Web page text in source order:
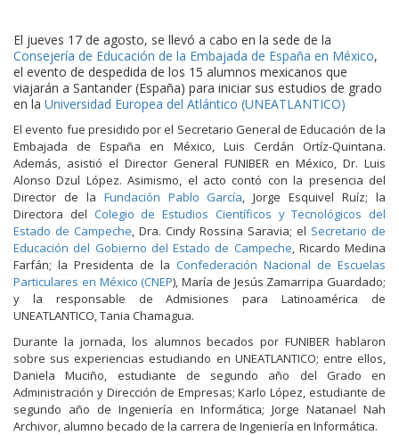
E​l jueves 17 de agosto, se llevó a cabo en la sede de la
Consejería de Educación de la Embajada de España en México,
el evento de despedida de los 15 alumnos mexicanos que
viajarán a Santander (España) para iniciar sus estudios de grado
en la Universidad Europea del Atlántico (UNEATLANTICO)
El evento fue presidido por el Secretario General de Educación de la
Embajada de España en México, Luis Cerdán Ortíz-Quintana.
Además, asistió el Director General FUNIBER en México, Dr. Luis
Alonso Dzul López. Asimismo, el acto contó con la presencia del
Director de la Fundación Pablo García , Jorge Esquivel Ruíz; la
Directora del Colegio de Estudios Científicos y Tecnológicos del
Estado de Campeche , Dra. Cindy Rossina Saravia; el Secretario de
Educación del Gobierno del Estado de Campeche , Ricardo Medina
Farfán; la Presidenta de la Confederación Nacional de Escuelas
Particulares en México (CNEP), María de Jesús Zamarripa Guardado;
y la responsable de Admisiones para Latinoamérica de
UNEATLANTICO, Tania Chamagua.
Durante la jornada, los alumnos becados por FUNIBER hablaron
sobre sus experiencias estudiando en UNEATLANTICO; entre ellos,
Daniela Muciño, estudiante de segundo año del Grado en
Administración y Dirección de Empresas; Karlo López, estudiante de
segundo año de Ingeniería en Informática; Jorge Natanael Nah
Archivor, alumno becado de la carrera de Ingeniería en Informática.